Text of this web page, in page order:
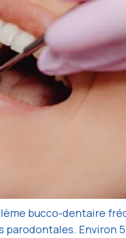
bucco-dentaire
Environ